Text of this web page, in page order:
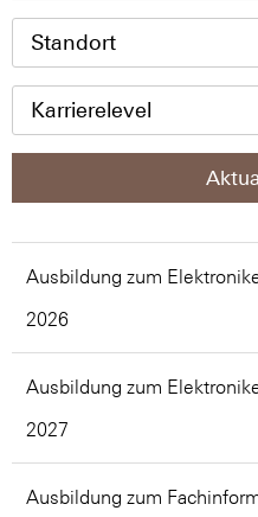
Standort
Karrierelevel
Ausbildung zum
2026
Ausbildung zum
2027
Ausbildung zum